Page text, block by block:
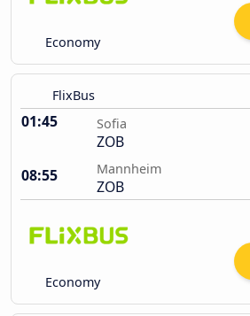
Economy
FlixBus
01:45 Sofia
ZOB
08:55
Mannheim
ZOB
Economy